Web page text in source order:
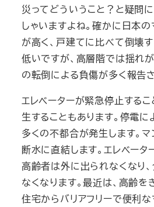
災ってどういうこと？と疑問
しゃいますよね。確かに日本
が高く、戸建てに比べて倒壊
低いですが、高層階では揺れ
の転倒による負傷が多く報告
エレベーターが緊急停止する
生することもあります。停電
多くの不都合が発生します。
断水に直結します。エレベー
高齢者は外に出られなくなり
なくなります。最近は、高齢を
住宅からバリアフリーで便利